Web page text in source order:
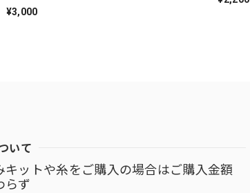
¥3,000
いて
キットや糸をご購入の場合はご購入金額
らず